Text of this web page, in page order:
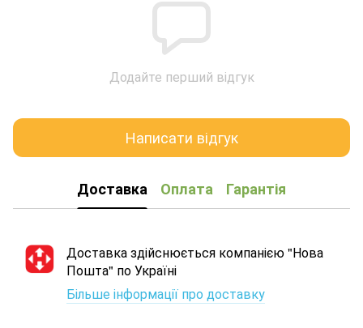
Додайте перший відгук
Написати відгук
Доставка Оплата Гарантія
Доставка здійснюється компанією "Нова
Пошта" по Україні
Більше інформації про доставку